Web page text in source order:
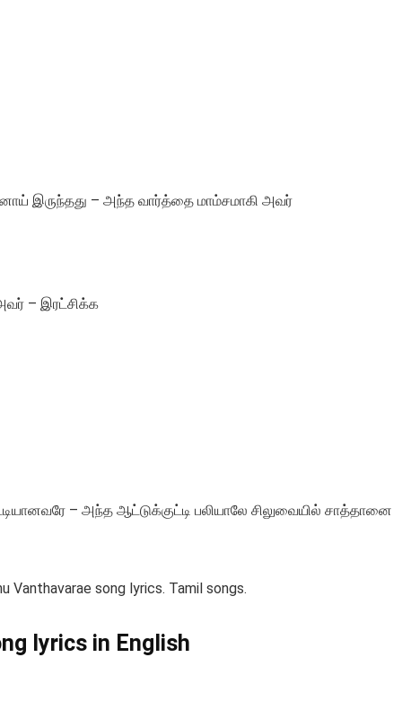
இருந்தது – அந்த வார்த்தை மாம்சமாகி அவர்
– இரட்சிக்க
– அந்த ஆட்டுக்குட்டி பலியாலே சிலுவையில் சாத்தானை
Vanthavarae song lyrics. Tamil songs.
lyrics in English